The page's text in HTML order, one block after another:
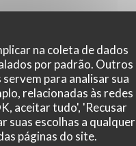
na coleta de dados
por padrão. Outros
para analisar sua
relacionadas às redes
aceitar tudo', 'Recusar
suas escolhas a qualquer
páginas do site.